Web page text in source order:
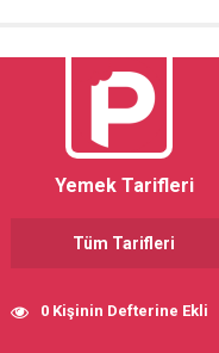
Yemek Tarifleri
Tüm Tarifleri
0 Kişinin Defterine Ekli